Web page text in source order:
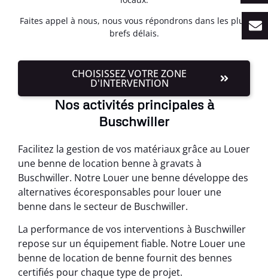
Faites appel à nous, nous vous répondrons dans les plus
brefs délais.
CHOISISSEZ VOTRE ZONE
D'INTERVENTION
Nos activités principales à
Buschwiller
Facilitez la gestion de vos matériaux grâce au Louer
une benne de location benne à gravats à
Buschwiller. Notre Louer une benne développe des
alternatives écoresponsables pour louer une
benne dans le secteur de Buschwiller.
La performance de vos interventions à Buschwiller
repose sur un équipement fiable. Notre Louer une
benne de location de benne fournit des bennes
certifiés pour chaque type de projet.